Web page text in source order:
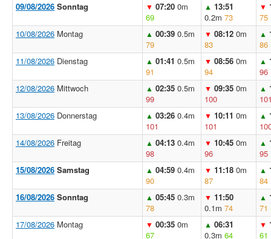
09/08/2026 Sonntag ▼ 07:20 0m
69
▲ 13:51
0.2m 73
▼
75
10/08/2026 Montag ▲ 00:39 0.5m
79
▼ 08:12 0m
83
▲
86
11/08/2026 Dienstag ▲ 01:41 0.5m
91
▼ 08:56 0m
94
▲
96
12/08/2026 Mittwoch ▲ 02:35 0.5m
99
▼ 09:35 0m
100
▲
13/08/2026 Donnerstag ▲ 03:26 0.4m
101
▼ 10:11 0m
101
▲
14/08/2026 Freitag ▲ 04:13 0.4m
98
▼ 10:45 0m
96
▲
95
15/08/2026 Samstag ▲ 04:59 0.4m
90
▼ 11:18 0m
87
▲
84
16/08/2026 Sonntag ▲ 05:45 0.3m
78
▼ 11:50
0.1m 74
▲
71
17/08/2026 Montag ▼ 00:35 0m
67
▲ 06:31
0.3m 64
▼
61